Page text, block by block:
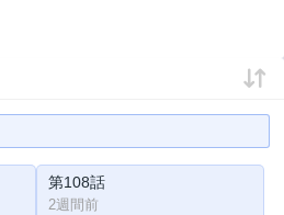
第108話
2週間前